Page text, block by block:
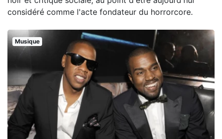
considéré comme l'acte fondateur du horrorcore.
Musique